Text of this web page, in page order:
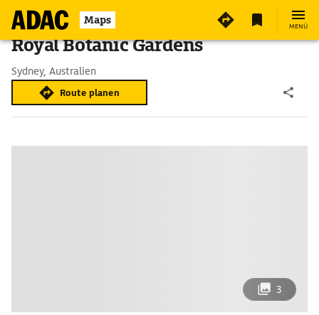
Maps MENÜ
Royal Botanic Gardens
Sydney, Australien
Route planen
3